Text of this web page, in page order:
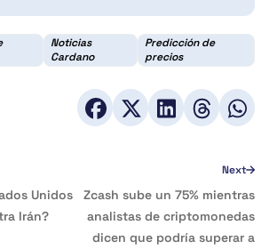
Noticias
Cardano
Predicción de
precios
Unidos
Irán?
Next
Zcash sube un 75% mientras
analistas de criptomonedas
dicen que podría superar a